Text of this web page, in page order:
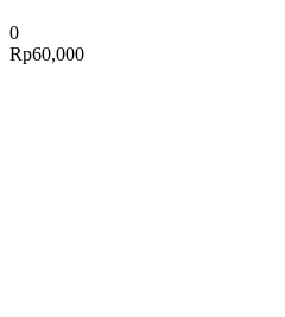
0
Rp60,000